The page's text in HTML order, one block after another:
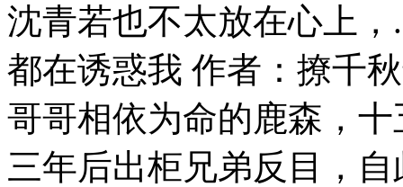
沈青若也不太放在心上
都在诱惑我 作者：撩千
哥哥相依为命的鹿森，
三年后出柜兄弟反目，